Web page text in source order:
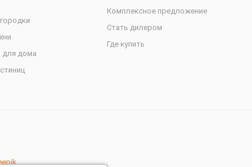
для дома
Комплексное предложение
Стать дилером
Где купить